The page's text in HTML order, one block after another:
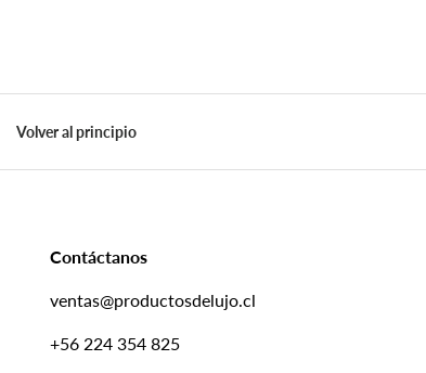
Volver al principio
Contáctanos
ventas@productosdelujo.cl
+56 224 354 825